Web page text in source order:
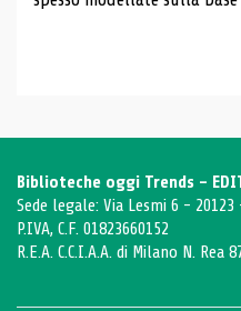
Biblioteche oggi Trends -
Sede legale: Via Lesmi 6 -
P.IVA, C.F. 01823660152
R.E.A. C.C.I.A.A. di Milano N. Rea